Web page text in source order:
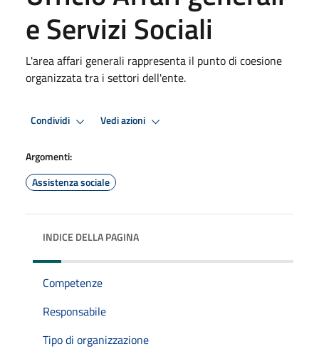
e Servizi Sociali
L'area affari generali rappresenta il punto di coesione
organizzata tra i settori dell'ente.
Condividi Vedi azioni
Argomenti:
Assistenza sociale
INDICE DELLA PAGINA
Competenze
Responsabile
Tipo di organizzazione